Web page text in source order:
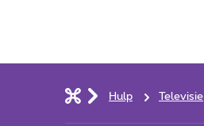
Hulp Televisie